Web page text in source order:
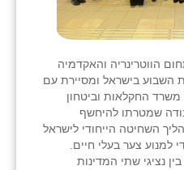
הווטרינריה והאקדמיה
השבוע בישראל ומסיירת עם
משרד החקלאות וביטחון
שמטרתו להיחשף
השחיטה הייחודי לישראל
למנוע צער בעלי חיים.
נציגי שתי המדינות